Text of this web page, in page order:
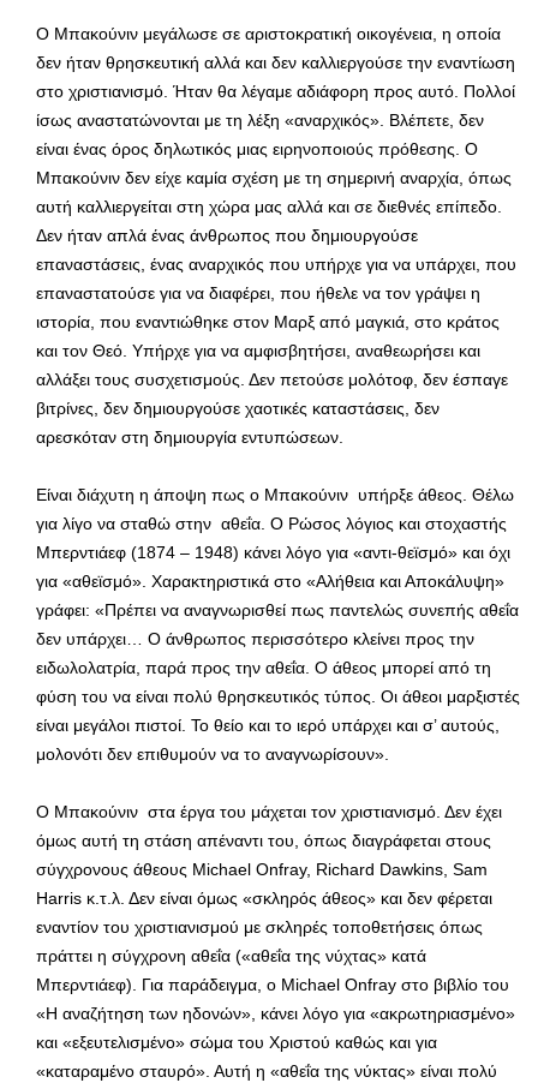
Ο Μπακούνιν μεγάλωσε σε αριστοκρατική οικογένεια, η οποία
δεν ήταν θρησκευτική αλλά και δεν καλλιεργούσε την εναντίωση
στο χριστιανισμό. Ήταν θα λέγαμε αδιάφορη προς αυτό. Πολλοί
ίσως αναστατώνονται με τη λέξη «αναρχικός». Βλέπετε, δεν
είναι ένας όρος δηλωτικός μιας ειρηνοποιούς πρόθεσης. Ο
Μπακούνιν δεν είχε καμία σχέση με τη σημερινή αναρχία, όπως
αυτή καλλιεργείται στη χώρα μας αλλά και σε διεθνές επίπεδο.
Δεν ήταν απλά ένας άνθρωπος που δημιουργούσε
επαναστάσεις, ένας αναρχικός που υπήρχε για να υπάρχει, που
επαναστατούσε για να διαφέρει, που ήθελε να τον γράψει η
ιστορία, που εναντιώθηκε στον Μαρξ από μαγκιά, στο κράτος
και τον Θεό. Υπήρχε για να αμφισβητήσει, αναθεωρήσει και
αλλάξει τους συσχετισμούς. Δεν πετούσε μολότοφ, δεν έσπαγε
βιτρίνες, δεν δημιουργούσε χαοτικές καταστάσεις, δεν
αρεσκόταν στη δημιουργία εντυπώσεων.
Είναι διάχυτη η άποψη πως ο Μπακούνιν υπήρξε άθεος. Θέλω
για λίγο να σταθώ στην αθεΐα. Ο Ρώσος λόγιος και στοχαστής
Μπερντιάεφ (1874 – 1948) κάνει λόγο για «αντι-θεϊσμό» και όχι
για «αθεϊσμό». Χαρακτηριστικά στο «Αλήθεια και Αποκάλυψη»
γράφει: «Πρέπει να αναγνωρισθεί πως παντελώς συνεπής αθεΐα
δεν υπάρχει… Ο άνθρωπος περισσότερο κλείνει προς την
ειδωλολατρία, παρά προς την αθεΐα. Ο άθεος μπορεί από τη
φύση του να είναι πολύ θρησκευτικός τύπος. Οι άθεοι μαρξιστές
είναι μεγάλοι πιστοί. Το θείο και το ιερό υπάρχει και σ’ αυτούς,
μολονότι δεν επιθυμούν να το αναγνωρίσουν».
Ο Μπακούνιν στα έργα του μάχεται τον χριστιανισμό. Δεν έχει
όμως αυτή τη στάση απέναντι του, όπως διαγράφεται στους
σύγχρονους άθεους Michael Onfray, Richard Dawkins, Sam
Harris κ.τ.λ. Δεν είναι όμως «σκληρός άθεος» και δεν φέρεται
εναντίον του χριστιανισμού με σκληρές τοποθετήσεις όπως
πράττει η σύγχρονη αθεΐα («αθεΐα της νύχτας» κατά
Μπερντιάεφ). Για παράδειγμα, ο Michael Onfray στο βιβλίο του
«Η αναζήτηση των ηδονών», κάνει λόγο για «ακρωτηριασμένο»
και «εξευτελισμένο» σώμα του Χριστού καθώς και για
«καταραμένο σταυρό». Αυτή η «αθεΐα της νύκτας» είναι πολύ